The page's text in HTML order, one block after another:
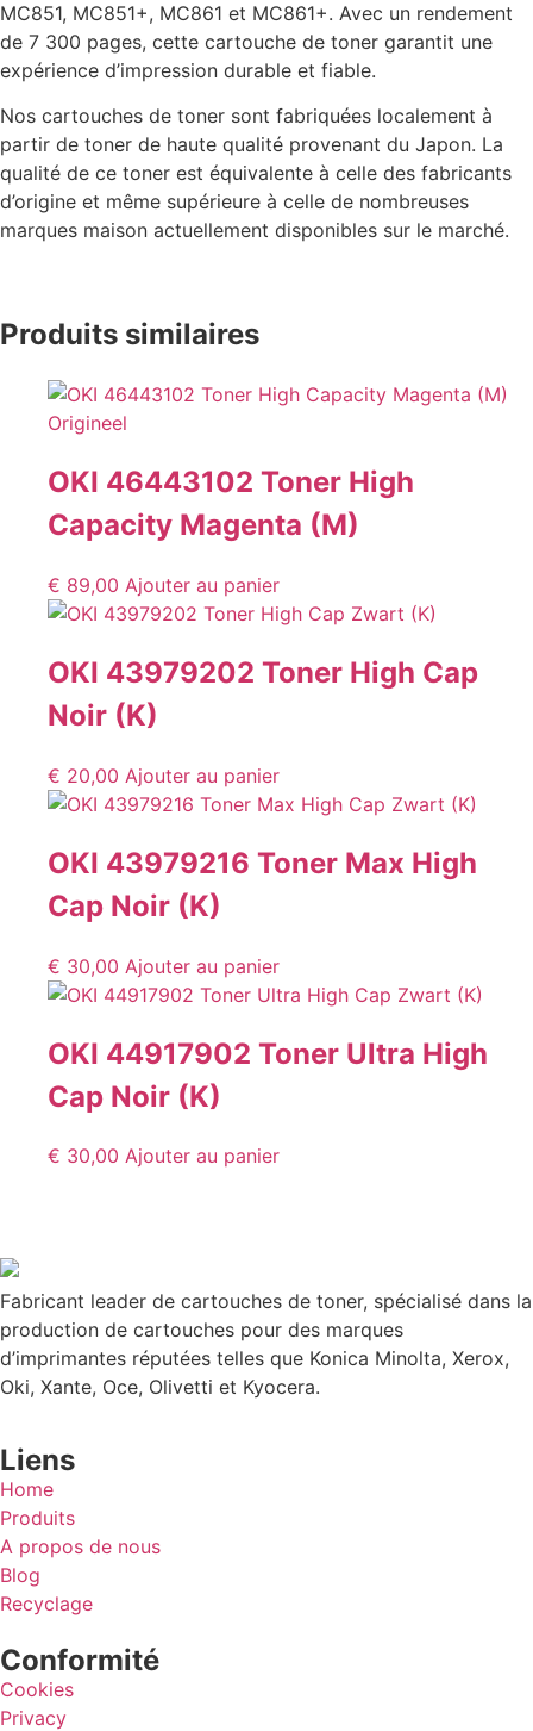
MC851, MC851+, MC861 et MC861+. Avec un rendement
de 7 300 pages, cette cartouche de toner garantit une
expérience d’impression durable et fiable.
Nos cartouches de toner sont fabriquées localement à
partir de toner de haute qualité provenant du Japon. La
qualité de ce toner est équivalente à celle des fabricants
d’origine et même supérieure à celle de nombreuses
marques maison actuellement disponibles sur le marché.
Produits similaires
OKI 46443102 Toner High
Capacity Magenta (M)
€ 89,00 Ajouter au panier
OKI 43979202 Toner High Cap
Noir (K)
€ 20,00 Ajouter au panier
OKI 43979216 Toner Max High
Cap Noir (K)
€ 30,00 Ajouter au panier
OKI 44917902 Toner Ultra High
Cap Noir (K)
€ 30,00 Ajouter au panier
Fabricant leader de cartouches de toner, spécialisé dans la
production de cartouches pour des marques
d’imprimantes réputées telles que Konica Minolta, Xerox,
Oki, Xante, Oce, Olivetti et Kyocera.
Liens
Home
Produits
A propos de nous
Blog
Recyclage
Conformité
Cookies
Privacy